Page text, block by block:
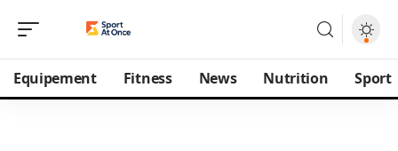
Equipement Fitness News Nutrition Sport